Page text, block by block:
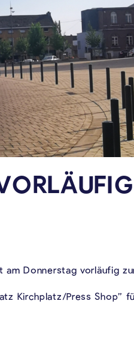
Donnerstag vorläufig
Kirchplatz/Press Shop”